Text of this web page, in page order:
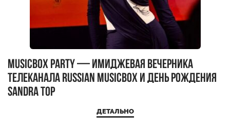
MUSICBOX PARTY — имиджевая вечерника
телеканала RUSSIAN MUSICBOX и день рождения
Sandra Top
ДЕТАЛЬНО